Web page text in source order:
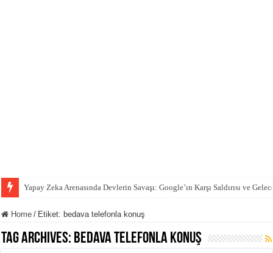
Yapay Zeka Arenasında Devlerin Savaşı: Google’ın Karşı Saldırısı ve
Home / Etiket: bedava telefonla konuş
Tag Archives: bedava telefonla konuş